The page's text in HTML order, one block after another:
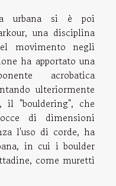
urbana si è poi
una disciplina
movimento negli
ha apportato una
acrobatica
ulteriormente
il "bouldering", che
di dimensioni
l'uso di corde, ha
in cui i boulder
come muretti